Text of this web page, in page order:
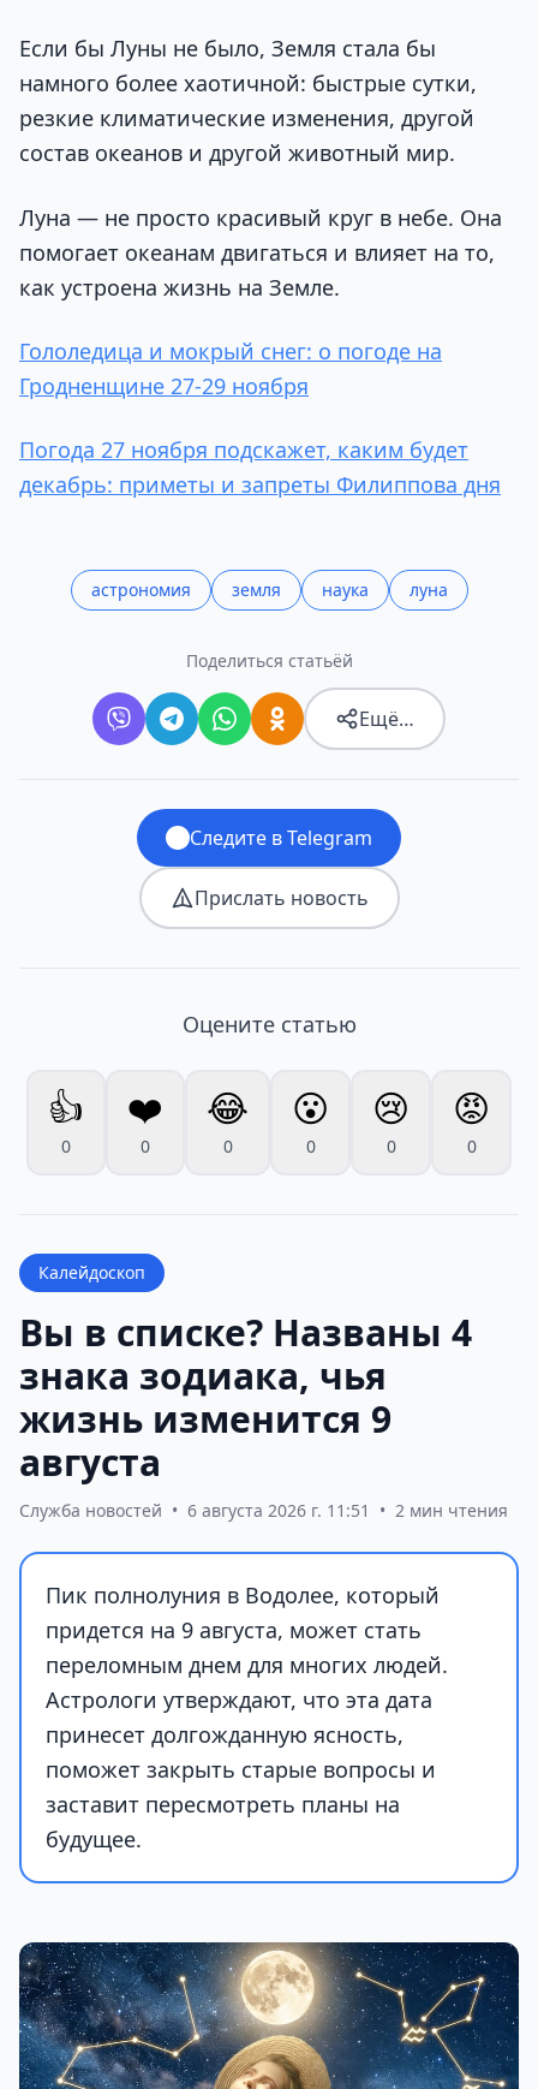
Если бы Луны не было, Земля стала бы
намного более хаотичной: быстрые сутки,
резкие климатические изменения, другой
состав океанов и другой животный мир.
Луна — не просто красивый круг в небе. Она
помогает океанам двигаться и влияет на то,
как устроена жизнь на Земле.
Гололедица и мокрый снег: о погоде на
Гродненщине 27-29 ноября
Погода 27 ноября подскажет, каким будет
декабрь: приметы и запреты Филиппова дня
астрономия земля наука луна
Поделиться статьёй
Ещё…
Следите в Telegram
Прислать новость
Оцените статью
👍
0
❤️
0
😂
0
😮
0
😢
0
😡
0
Калейдоскоп
Вы в списке? Названы 4
знака зодиака, чья
жизнь изменится 9
августа
Служба новостей • 6 августа 2026 г. 11:51 • 2 мин чтения
Пик полнолуния в Водолее, который
придется на 9 августа, может стать
переломным днем для многих людей.
Астрологи утверждают, что эта дата
принесет долгожданную ясность,
поможет закрыть старые вопросы и
заставит пересмотреть планы на
будущее.